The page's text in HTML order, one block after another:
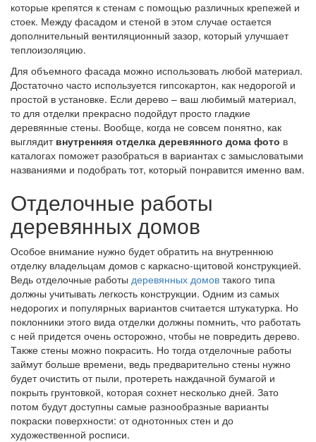
которые крепятся к стенам с помощью различных крепежей и
стоек. Между фасадом и стеной в этом случае остается
дополнительный вентиляционный зазор, который улучшает
теплоизоляцию.
Для объемного фасада можно использовать любой материал.
Достаточно часто используется гипсокартон, как недорогой и
простой в установке. Если дерево – ваш любимый материал,
то для отделки прекрасно подойдут просто гладкие
деревянные стены. Вообще, когда не совсем понятно, как
выглядит внутренняя отделка деревянного дома фото в
каталогах поможет разобраться в вариантах с замысловатыми
названиями и подобрать тот, который понравится именно вам.
Отделочные работы
деревянных домов
Особое внимание нужно будет обратить на внутреннюю
отделку владельцам домов с каркасно-щитовой конструкцией.
Ведь отделочные работы деревянных домов такого типа
должны учитывать легкость конструкции. Одним из самых
недорогих и популярных вариантов считается штукатурка. Но
поклонники этого вида отделки должны помнить, что работать
с ней придется очень осторожно, чтобы не повредить дерево.
Также стены можно покрасить. Но тогда отделочные работы
займут больше времени, ведь предварительно стены нужно
будет очистить от пыли, протереть наждачной бумагой и
покрыть грунтовкой, которая сохнет несколько дней. Зато
потом будут доступны самые разнообразные варианты
покраски поверхности: от однотонных стен и до
художественной росписи.